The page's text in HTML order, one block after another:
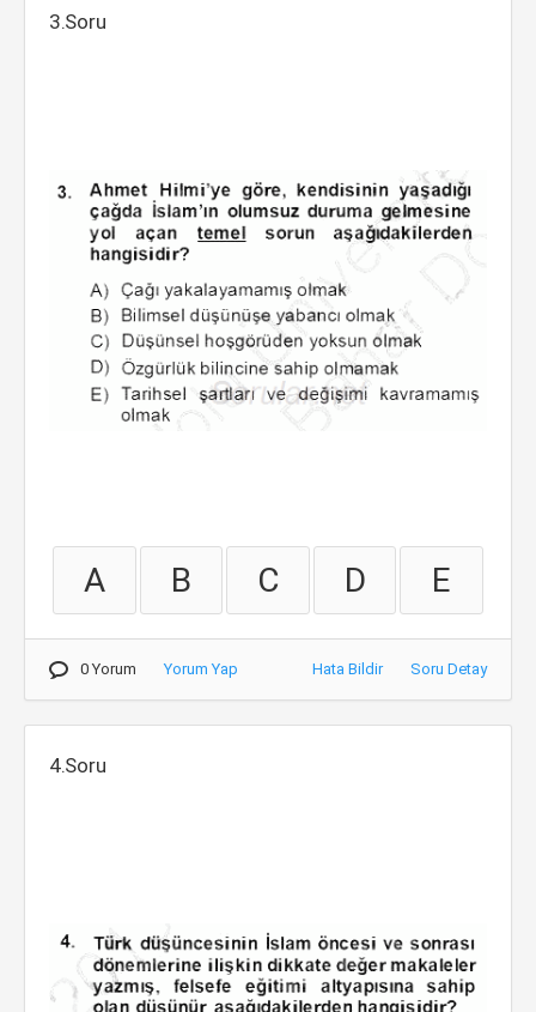
3.Soru
A B C D E
0 Yorum Yorum Yap Hata Bildir Soru Detay
4.Soru